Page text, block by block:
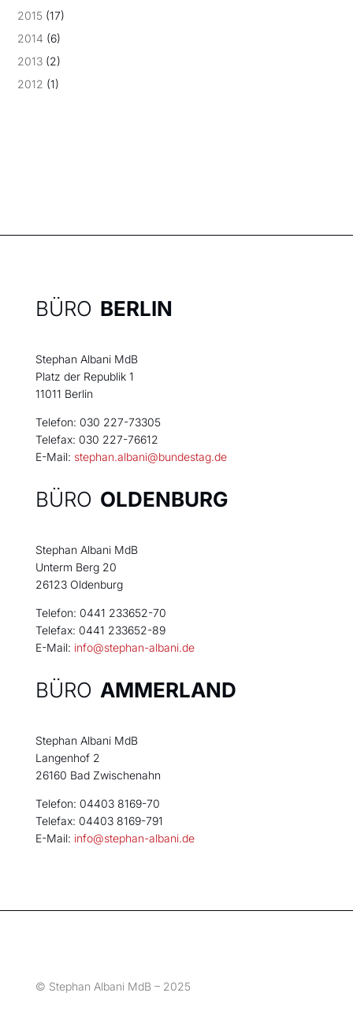
2015 (17)
2014 (6)
2013 (2)
2012 (1)
BÜRO BERLIN
Stephan Albani MdB
Platz der Republik 1
11011 Berlin
Telefon: 030 227-73305
Telefax: 030 227-76612
E-Mail: stephan.albani@bundestag.de
BÜRO OLDENBURG
Stephan Albani MdB
Unterm Berg 20
26123 Oldenburg
Telefon: 0441 233652-70
Telefax: 0441 233652-89
E-Mail: info@stephan-albani.de
BÜRO AMMERLAND
Stephan Albani MdB
Langenhof 2
26160 Bad Zwischenahn
Telefon: 04403 8169-70
Telefax: 04403 8169-791
E-Mail: info@stephan-albani.de
© Stephan Albani MdB – 2025